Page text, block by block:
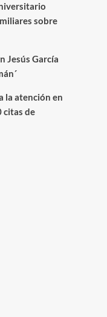
sobre
Jesús García
la atención en
citas de